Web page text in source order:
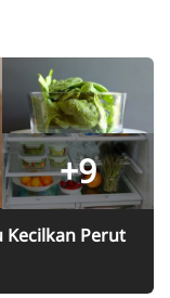
+9
Kecilkan Perut